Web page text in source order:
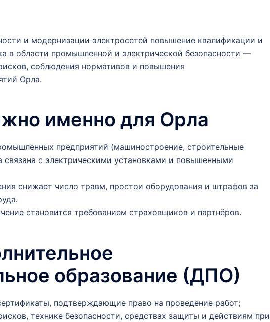
и модернизации электросетей повышение квалификации и
в области промышленной и электрической безопасности —
соблюдения нормативов и повышения
Орла.
именно для Орла
предприятий (машиностроение, строительные
связана с электрическими установками и повышенными
снижает число травм, простои оборудования и штрафов за
становится требованием страховщиков и партнёров.
образование (ДПО)
подтверждающие право на проведение работ;
технике безопасности, средствах защиты и действиям при